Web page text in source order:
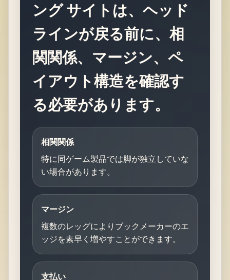
ング サイトは、ヘッド
ラインが戻る前に、相
関関係、マージン、ペ
イアウト構造を確認す
る必要があります。
相関関係
特に同ゲーム製品では脚が独立していな
い場合があります。
マージン
複数のレッグによりブックメーカーのエ
ッジを素早く増やすことができます。
支払い